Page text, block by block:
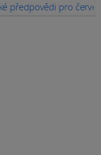
předpovědi pro